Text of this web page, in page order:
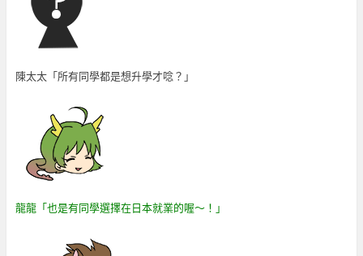
陳太太「所有同學都是想升學才唸？」
龍龍「也是有同學選擇在日本就業的喔～！」